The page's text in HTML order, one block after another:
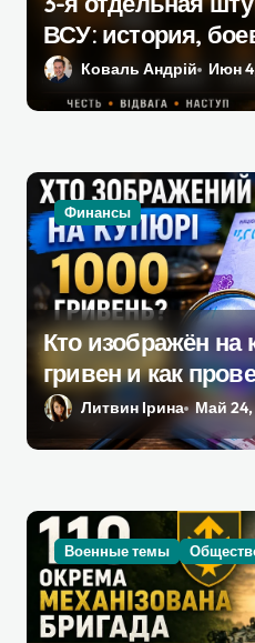
мВСУ: история,
текущее
Коваль Андрій Июн
Финансы
Кто изображён на
гривен и как
подлинность
руководство для
Литвин Ірина Май 24,
Военные темы